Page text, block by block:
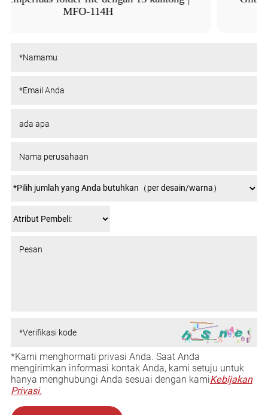
*Kami menghormati privasi Anda. Saat Anda
mengirimkan informasi kontak Anda, kami setuju untuk
hanya menghubungi Anda sesuai dengan kamiKebijakan
Privasi.